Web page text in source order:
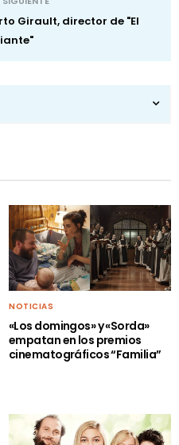
Girault, director de "El
NOTICIAS
«Los domingos» y «Sorda»
empatan en los premios
cinematográficos “Familia”